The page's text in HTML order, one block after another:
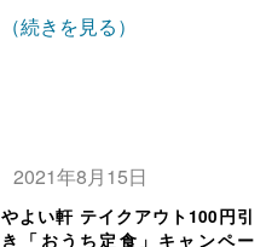
（続きを見る）
2021年8月15日
やよい軒 テイクアウト100円引
き「おうち定食」キャンペー